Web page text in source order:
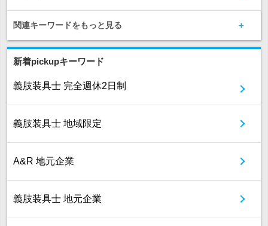
関連キーワードをもっと見る
新着pickupキーワード
義肢装具士 完全週休2日制
義肢装具士 地域限定
A&R 地元企業
義肢装具士 地元企業